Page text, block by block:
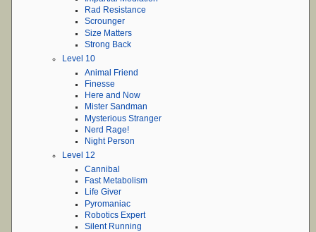
Rad Resistance
Scrounger
Size Matters
Strong Back
Level 10
Animal Friend
Finesse
Here and Now
Mister Sandman
Mysterious Stranger
Nerd Rage!
Night Person
Level 12
Cannibal
Fast Metabolism
Life Giver
Pyromaniac
Robotics Expert
Silent Running